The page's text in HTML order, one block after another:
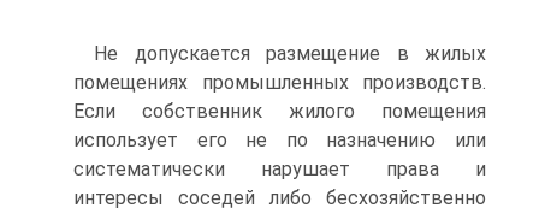
Не допускается размещение в жилых
помещениях промышленных производств.
Если собственник жилого помещения
использует его не по назначению или
систематически нарушает права и
интересы соседей либо бесхозяйственно